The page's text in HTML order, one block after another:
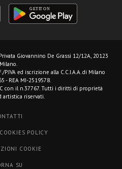
Giovannino De Grassi 12/12A, 20123
Milano.
P.IVA ed iscrizione alla C.C.I.A.A. di Milano
- REA MI-2519578.
con il n.37767. Tutti i diritti di proprietà
artistica riservati.
POLICY
COOKIE
SU